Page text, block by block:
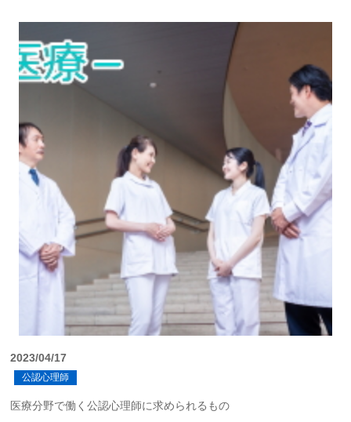
2023/04/17
公認心理師
医療分野で働く公認心理師に求められるもの